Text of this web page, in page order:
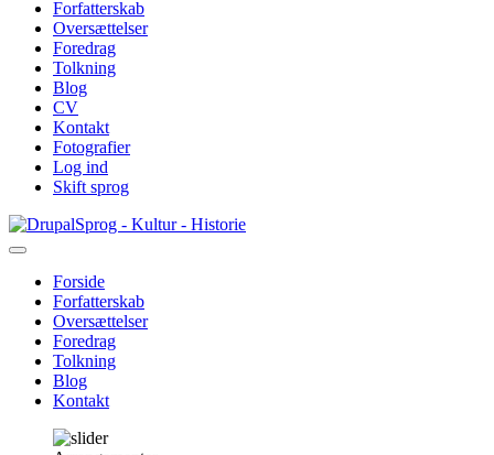
Forfatterskab
Oversættelser
Foredrag
Tolkning
Blog
CV
Kontakt
Fotografier
Log ind
Skift sprog
Gå
til
Sprog - Kultur - Historie
Primær
navigation
Forside
Forfatterskab
Oversættelser
Foredrag
Tolkning
Blog
Kontakt